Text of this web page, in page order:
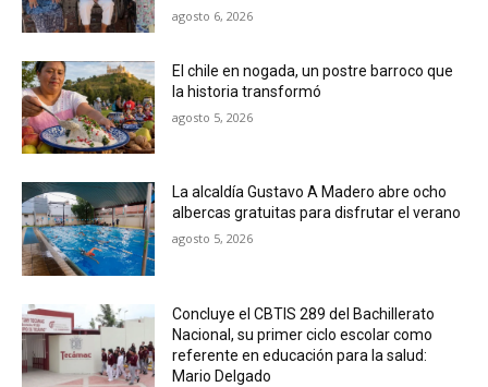
agosto 6, 2026
El chile en nogada, un postre barroco que
la historia transformó
agosto 5, 2026
La alcaldía Gustavo A Madero abre ocho
albercas gratuitas para disfrutar el verano
agosto 5, 2026
Concluye el CBTIS 289 del Bachillerato
Nacional, su primer ciclo escolar como
referente en educación para la salud:
Mario Delgado